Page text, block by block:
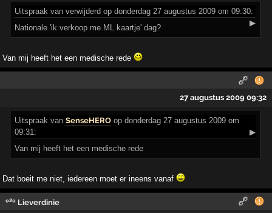
Uitspraak van verwijderd op donderdag 27 augustus 2009 om 09:30:
▶
Nationale 'ik verkoop me ML kaartje' dag?
Van mij heeft het een medische rede
27 augustus 2009 09:32
Uitspraak vanSenseHERO op donderdag 27 augustus 2009 om
09:31:
▶
Van mij heeft het een medische rede
Dat boeit me niet, iedereen moet er ineens vanaf
º²º Lieverdinie